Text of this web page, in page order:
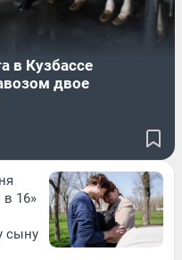
в Кузбассе
двое
в 16»
сыну